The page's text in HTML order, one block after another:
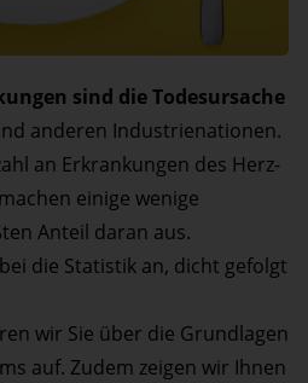
sind die Todesursache
anderen Industrienationen.
an Erkrankungen des Herz-
einige wenige
Anteil daran aus.
die Statistik an, dicht gefolgt
wir Sie über die Grundlagen
auf. Zudem zeigen wir Ihnen